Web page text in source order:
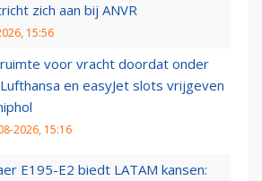
zich aan bij ANVR
15:56
voor vracht doordat onder
en easyJet slots vrijgeven
2026, 15:16
E195-E2 biedt LATAM kansen: